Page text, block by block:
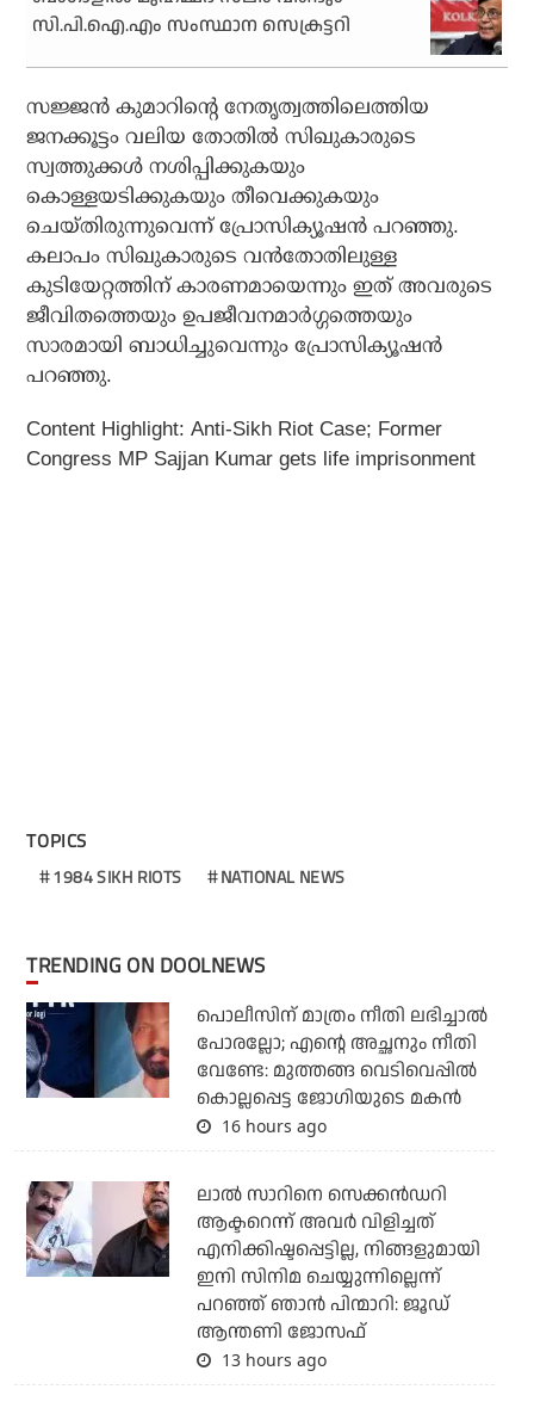
സി.പി.ഐ.എം സംസ്ഥാന സെക്രട്ടറി
സജ്ജന്‍ കുമാറിന്റെ നേതൃത്വത്തിലെത്തിയ
ജനക്കൂട്ടം വലിയ തോതില്‍ സിഖുകാരുടെ
സ്വത്തുക്കള്‍ നശിപ്പിക്കുകയും
കൊള്ളയടിക്കുകയും തീവെക്കുകയും
ചെയ്തിരുന്നുവെന്ന് പ്രോസിക്യൂഷന്‍ പറഞ്ഞു.
കലാപം സിഖുകാരുടെ വന്‍തോതിലുള്ള
കുടിയേറ്റത്തിന് കാരണമായെന്നും ഇത് അവരുടെ
ജീവിതത്തെയും ഉപജീവനമാര്‍ഗ്ഗത്തെയും
സാരമായി ബാധിച്ചുവെന്നും പ്രോസിക്യൂഷന്‍
പറഞ്ഞു.
Content Highlight: Anti-Sikh Riot Case; Former
Congress MP Sajjan Kumar gets life imprisonment
TOPICS
1984 SIKH RIOTS NATIONAL NEWS
TRENDING ON DOOLNEWS
പൊലീസിന് മാത്രം നീതി ലഭിച്ചാല്‍
പോരല്ലോ; എന്റെ അച്ഛനും നീതി
വേണ്ടേ: മുത്തങ്ങ വെടിവെപ്പില്‍
കൊല്ലപ്പെട്ട ജോഗിയുടെ മകന്‍
16 hours ago
ലാല്‍ സാറിനെ സെക്കന്‍ഡറി
ആക്ടറെന്ന് അവര്‍ വിളിച്ചത്
എനിക്കിഷ്ടപ്പെട്ടില്ല, നിങ്ങളുമായി
ഇനി സിനിമ ചെയ്യുന്നില്ലെന്ന്
പറഞ്ഞ് ഞാന്‍ പിന്മാറി: ജൂഡ്
ആന്തണി ജോസഫ്
13 hours ago